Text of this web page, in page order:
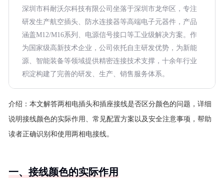
深圳市科耐沃尔科技有限公司坐落于深圳市龙华区，专注
研发生产航空插头、防水连接器等高端电子元器件，产品
涵盖M12/M16系列、电源信号接口等工业级解决方案。作
为国家级高新技术企业，公司依托自主研发优势，为新能
源、智能装备等领域提供精密连接技术支撑，十余年行业
积淀构建了完善的研发、生产、销售服务体系。
介绍： 本文解答两相电插头和插座接线是否区分颜色的问题，详细
说明接线颜色的实际作用、常见配置方案以及安全注意事项，帮助
读者正确识别和使用两相电接线。
一、接线颜色的实际作用